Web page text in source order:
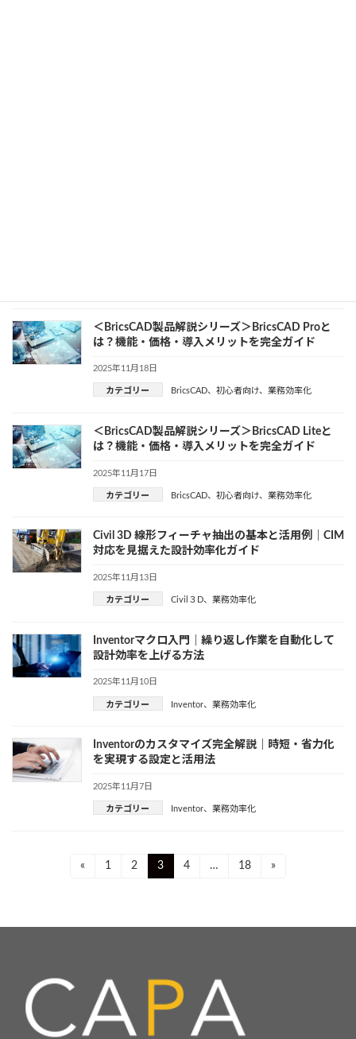
＜BricsCAD製品解説シリーズ＞BricsCAD Proと
は？機能・価格・導入メリットを完全ガイド
2025年11月18日
カテゴリー BricsCAD、 初心者向け、 業務効率化
＜BricsCAD製品解説シリーズ＞BricsCAD Liteと
は？機能・価格・導入メリットを完全ガイド
2025年11月17日
カテゴリー BricsCAD、 初心者向け、 業務効率化
Civil 3D 線形フィーチャ抽出の基本と活用例｜CIM
対応を見据えた設計効率化ガイド
2025年11月13日
カテゴリー Civil３D、 業務効率化
Inventorマクロ入門｜繰り返し作業を自動化して
設計効率を上げる方法
2025年11月10日
カテゴリー Inventor、 業務効率化
Inventorのカスタマイズ完全解説｜時短・省力化
を実現する設定と活用法
2025年11月7日
カテゴリー Inventor、 業務効率化
ー
シ
« Page
1 Page
2 Page
3 Page
4 … Page
18 »